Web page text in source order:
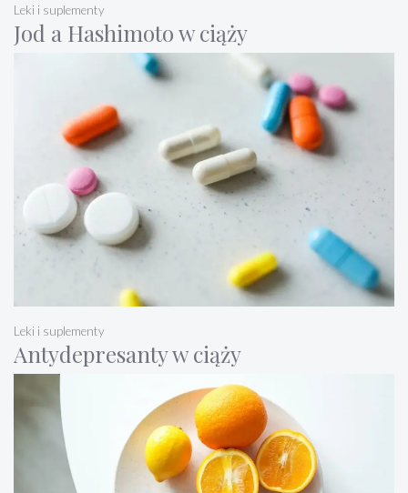
Jod a Hashimoto w ciąży
Leki i suplementy
Antydepresanty w ciąży
Leki i suplementy